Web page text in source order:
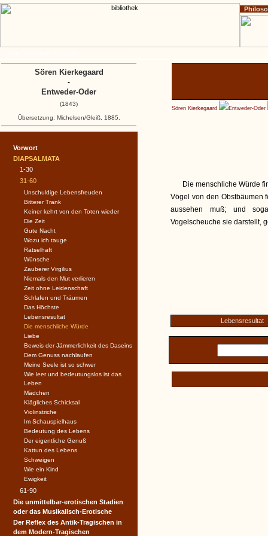
Sören Kierkegaard Entweder-Oder
Die menschliche Würde
Vögel von den Obstbäumen
aussehen muß; und
Vogelscheuche sie darstellt,
Lebensresultat
Vorwort
DIAPSALMATA
1-30
31-60
Unschuldige Lebensfreuden
Bitterer Trank
Keiner kehrt von den Toten wieder
Die Zeit
Gute Nacht
Wozu ich tauge
Rätselhaft
Wünsche
Zauberer Virgilius
Niemals den Mut verlieren
Zeit ohne Leidenschaft
Schlafen und Träumen
Das Höchste
Lebensresultat
Die menschliche Würde
Liebe
Beweis der Jämmerlichkeit des Daseins
Dem Genuss nachlaufen
Meine Seele ist so schwer
Wie leer und bedeutungslos ist das
Leben
Mädchen
Klägliches Schicksal
Violinstriche
Im Schauspielhaus
Bedeutung des Lebens
Der eigentliche Genuß
Kattun des Lebens
Schweigen
Wie ein Kind
Ewigkeit
61-90
Die unmittelbar-erotischen Stadien
oder das Musikalisch-Erotische
Der Reflex des Antik-Tragischen in
dem Modern-Tragischen
Sören Kierkegaard
-
Entweder-Oder
(1843)
Übersetzung: Michelsen/Gleiß, 1885.